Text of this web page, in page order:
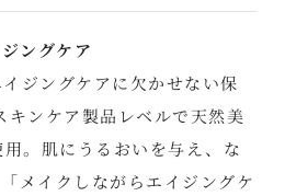
ングケア
ジングケアに欠かせない保
キンケア製品レベルで天然美
。肌にうるおいを与え、な
メイクしながらエイジングケ